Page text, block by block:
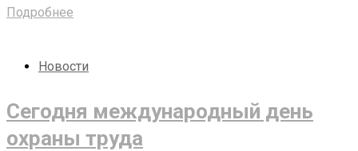
Подробнее
Новости
Сегодня международный день
охраны труда